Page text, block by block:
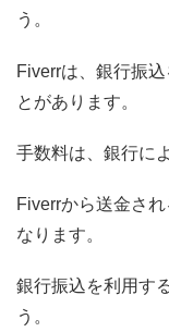
う。
Fiverrは、銀行振
とがあります。
手数料は、銀行に
Fiverrから送金さ
なります。
銀行振込を利用す
う。